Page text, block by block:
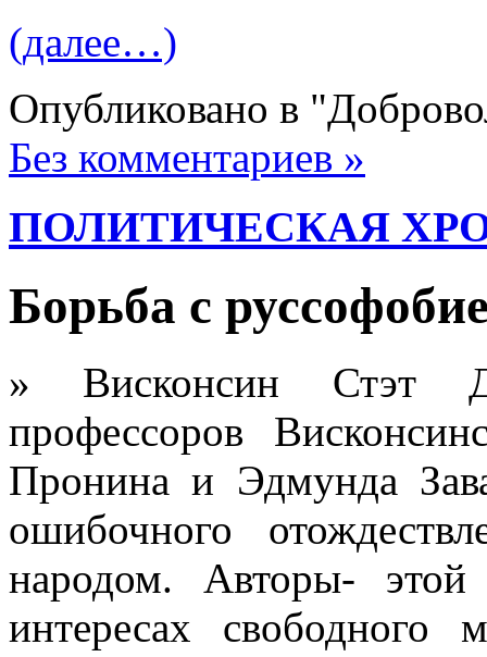
(далее…)
Опубликовано в
Без комментариев »
ПОЛИТИЧЕСКАЯ
Борьба с
» Висконсин Стэт
профессоров
Пронина и Эдмунда
ошибочного
народом. Авторы-
интересах